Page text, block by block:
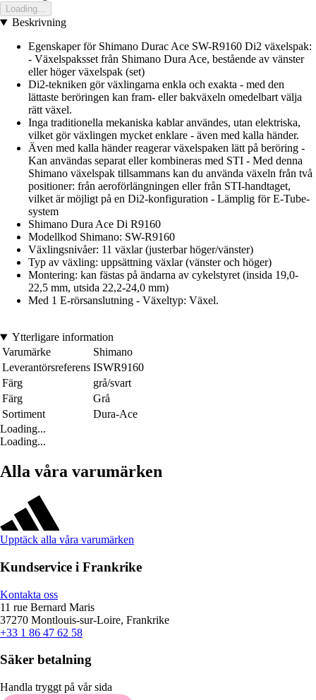
Loading...
Beskrivning
Egenskaper för Shimano Durac Ace SW-R9160 Di2 växelspak:
- Växelspaksset från Shimano Dura Ace, bestående av vänster
eller höger växelspak (set)
Di2-tekniken gör växlingarna enkla och exakta - med den
lättaste beröringen kan fram- eller bakväxeln omedelbart välja
rätt växel.
Inga traditionella mekaniska kablar användes, utan elektriska,
vilket gör växlingen mycket enklare - även med kalla händer.
Även med kalla händer reagerar växelspaken lätt på beröring -
Kan användas separat eller kombineras med STI - Med denna
Shimano växelspak tillsammans kan du använda växeln från två
positioner: från aeroförlängningen eller från STI-handtaget,
vilket är möjligt på en Di2-konfiguration - Lämplig för E-Tube-
system
Shimano Dura Ace Di R9160
Modellkod Shimano: SW-R9160
Växlingsnivåer: 11 växlar (justerbar höger/vänster)
Typ av växling: uppsättning växlar (vänster och höger)
Montering: kan fästas på ändarna av cykelstyret (insida 19,0-
22,5 mm, utsida 22,2-24,0 mm)
Med 1 E-rörsanslutning - Växeltyp: Växel.
Ytterligare information
Varumärke
Shimano
Leverantörsreferens ISWR9160
Färg
grå/svart
Färg
Grå
Sortiment
Dura-Ace
Loading...
Loading...
Alla våra varumärken
Upptäck alla våra varumärken
Kundservice i Frankrike
Kontakta oss
11 rue Bernard Maris
37270 Montlouis-sur-Loire, Frankrike
+33 1 86 47 62 58
Säker betalning
Handla tryggt på vår sida